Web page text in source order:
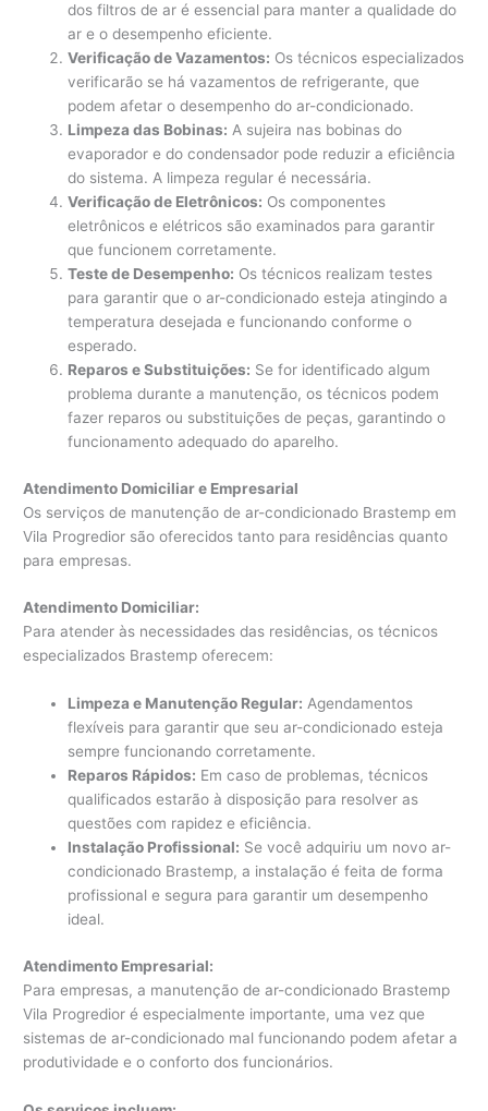
dos filtros de ar é essencial para manter a qualidade do
ar e o desempenho eficiente.
Verificação de Vazamentos: Os técnicos especializados
verificarão se há vazamentos de refrigerante, que
podem afetar o desempenho do ar-condicionado.
Limpeza das Bobinas: A sujeira nas bobinas do
evaporador e do condensador pode reduzir a eficiência
do sistema. A limpeza regular é necessária.
Verificação de Eletrônicos: Os componentes
eletrônicos e elétricos são examinados para garantir
que funcionem corretamente.
Teste de Desempenho: Os técnicos realizam testes
para garantir que o ar-condicionado esteja atingindo a
temperatura desejada e funcionando conforme o
esperado.
Reparos e Substituições: Se for identificado algum
problema durante a manutenção, os técnicos podem
fazer reparos ou substituições de peças, garantindo o
funcionamento adequado do aparelho.
Atendimento Domiciliar e Empresarial
Os serviços de manutenção de ar-condicionado Brastemp em
Vila Progredior são oferecidos tanto para residências quanto
para empresas.
Atendimento Domiciliar:
Para atender às necessidades das residências, os técnicos
especializados Brastemp oferecem:
Limpeza e Manutenção Regular: Agendamentos
flexíveis para garantir que seu ar-condicionado esteja
sempre funcionando corretamente.
Reparos Rápidos: Em caso de problemas, técnicos
qualificados estarão à disposição para resolver as
questões com rapidez e eficiência.
Instalação Profissional: Se você adquiriu um novo ar-
condicionado Brastemp, a instalação é feita de forma
profissional e segura para garantir um desempenho
ideal.
Atendimento Empresarial:
Para empresas, a manutenção de ar-condicionado Brastemp
Vila Progredior é especialmente importante, uma vez que
sistemas de ar-condicionado mal funcionando podem afetar a
produtividade e o conforto dos funcionários.